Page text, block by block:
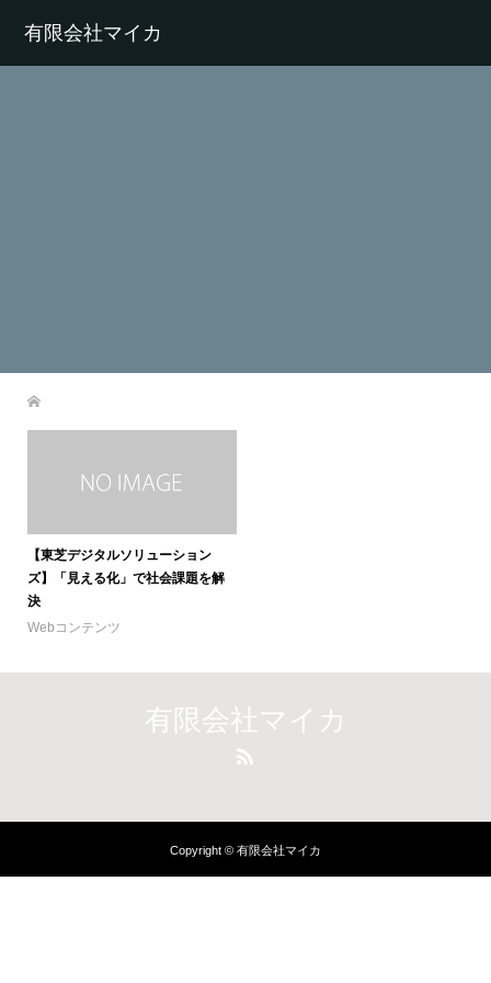
有限会社マイカ
【東芝デジタルソリューション
ズ】「見える化」で社会課題を解
決
Webコンテンツ
有限会社マイカ
Copyright © 有限会社マイカ